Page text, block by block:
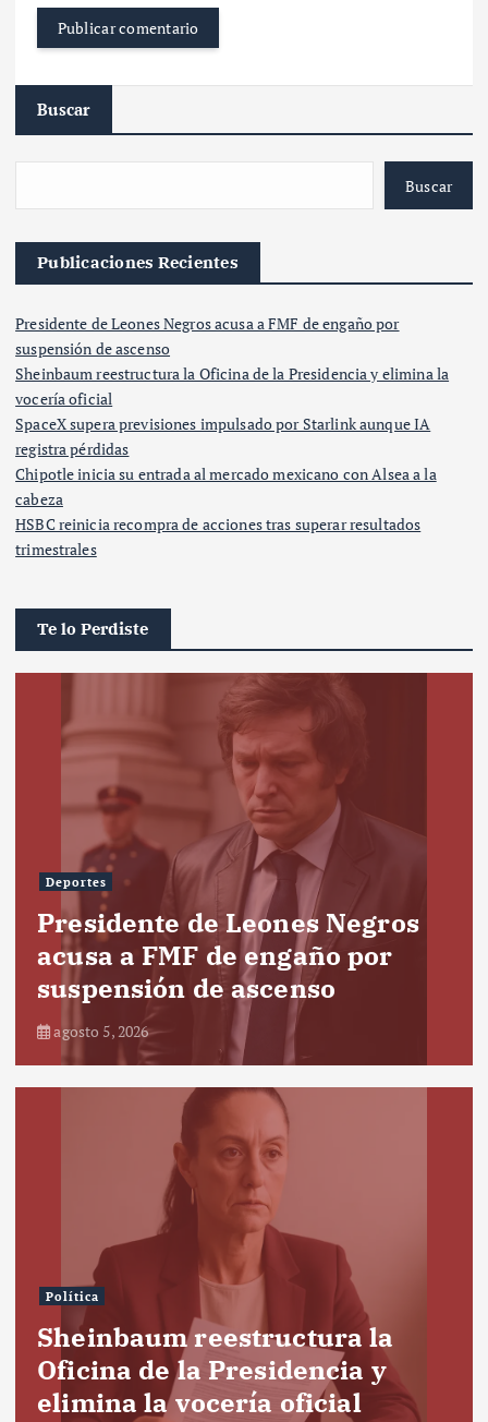
Buscar
Buscar
Publicaciones Recientes
Presidente de Leones Negros acusa a FMF de engaño por
suspensión de ascenso
Sheinbaum reestructura la Oficina de la Presidencia y elimina la
vocería oficial
SpaceX supera previsiones impulsado por Starlink aunque IA
registra pérdidas
Chipotle inicia su entrada al mercado mexicano con Alsea a la
cabeza
HSBC reinicia recompra de acciones tras superar resultados
trimestrales
Te lo Perdiste
Deportes
Presidente de Leones Negros
acusa a FMF de engaño por
suspensión de ascenso
agosto 5, 2026
Política
Sheinbaum reestructura la
Oficina de la Presidencia y
elimina la vocería oficial